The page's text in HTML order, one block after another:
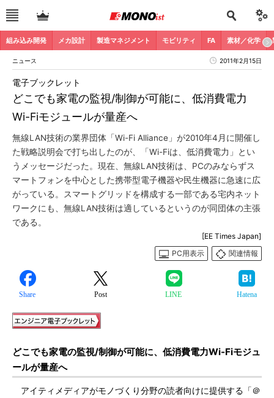
組み込み開発 メカ設計 製造マネジメント モビリティ FA 素材／化学
ニュース 2011年2月15日
どこでも家電の監視/制御が可能に、低消費電力
Wi-Fiモジュールが量産へ
電子ブックレット
無線LAN技術の業界団体「Wi-Fi Alliance」が2010年4月に開催し
た戦略説明会で打ち出したのが、「Wi-Fiは、低消費電力」とい
うメッセージだった。現在、無線LAN技術は、PCのみならずス
マートフォンを中心とした携帯型電子機器や民生機器に急速に広
がっている。スマートグリッドを構成する一部である宅内ネット
ワークにも、無線LAN技術は適しているというのが同団体の主張
である。
[EE Times Japan]
PC用表示
関連情報
Share Post LINE Hatena
どこでも家電の監視/制御が可能に、低消費電力Wi-Fiモジュ
ールが量産へ
アイティメディアがモノづくり分野の読者向けに提供する「＠